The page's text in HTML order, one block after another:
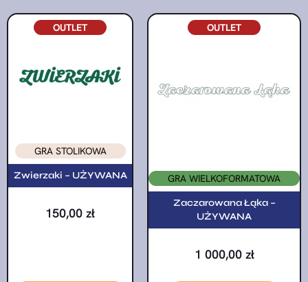
OUTLET
GRA STOLIKOWA
Zwierzaki – UŻYWANA
150,00 zł
OUTLET
GRA WIELKOFORMATOWA
Zaczarowana Łąka –
UŻYWANA
1 000,00 zł